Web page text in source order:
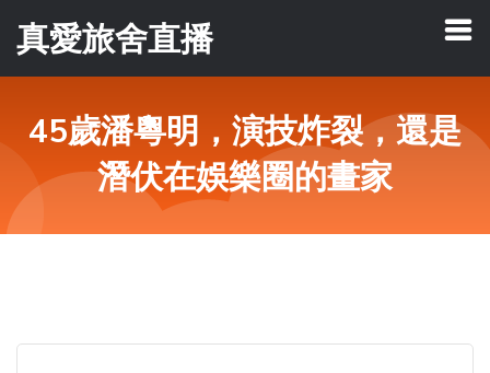
真愛旅舍直播
45歲潘粵明，演技炸裂，還是
潛伏在娛樂圈的畫家